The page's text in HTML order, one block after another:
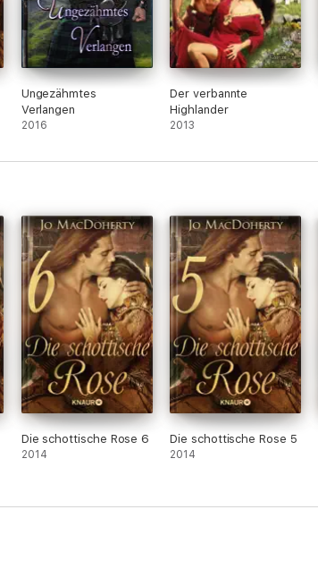
Ungezähmtes
Verlangen
2016
Der verbannte
Highlander
2013
Die schottische Rose 6
2014
Die schottische Rose 5
2014